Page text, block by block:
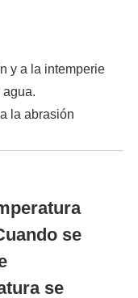
y a la intemperie
la abrasión
se
se